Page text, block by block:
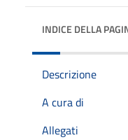
INDICE DELLA
Descrizione
A cura di
Allegati